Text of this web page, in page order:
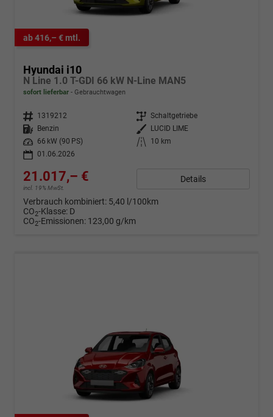
ab 416,– € mtl.
Hyundai i10
N Line 1.0 T-GDI 66 kW N-Line MAN5
sofort lieferbar Gebrauchtwagen
Fahrzeugnr. 1319212 Getriebe Schaltgetriebe
Kraftstoff
Benzin Außenfarbe
LUCID LIME
Leistung
66 kW (90 PS) Kilometerstand
10 km
01.06.2026
21.017,– €
incl. 19% MwSt.
Details
Verbrauch kombiniert: 5,40 l/100km
CO2-Klasse: D
CO2-Emissionen: 123,00 g/km